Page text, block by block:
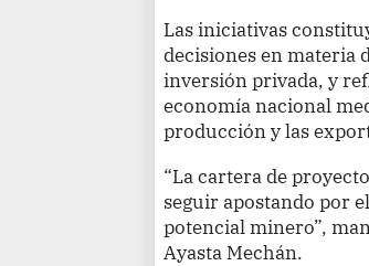
Las iniciativas
decisiones en
inversión privada, y
economía nacional
producción y las
“La cartera de
seguir apostando por
potencial minero”,
Ayasta Mechán.